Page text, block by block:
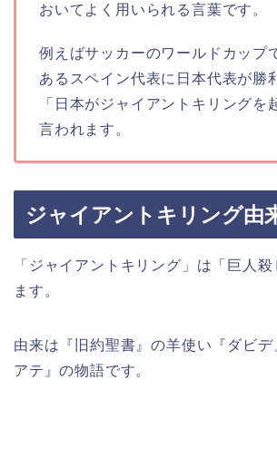
おいてよく用いられる言葉です。
例えばサッカーのワールドカップ
あるスペイン代表に日本代表が勝
「日本がジャイアントキリングを
言われます。
ジャイアントキリング由
「ジャイアントキリング」は「巨人
ます。
由来は『旧約聖書』の羊使い『ダビデ
アテ』の物語です。